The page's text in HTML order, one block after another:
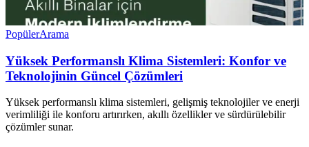
PopülerArama
Yüksek Performanslı Klima Sistemleri: Konfor ve
Teknolojinin Güncel Çözümleri
Yüksek performanslı klima sistemleri, gelişmiş teknolojiler ve enerji
verimliliği ile konforu artırırken, akıllı özellikler ve sürdürülebilir
çözümler sunar.